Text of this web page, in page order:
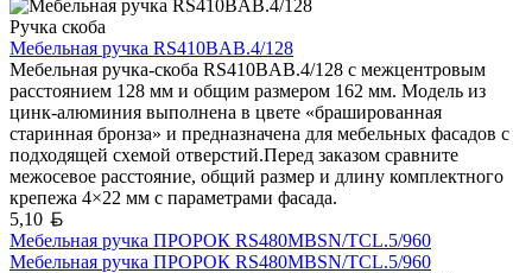
Ручка скоба
Мебельная ручка RS410BAB.4/128
Мебельная ручка-скоба RS410BAB.4/128 с межцентровым
расстоянием 128 мм и общим размером 162 мм. Модель из
цинк-алюминия выполнена в цвете «брашированная
старинная бронза» и предназначена для мебельных фасадов с
подходящей схемой отверстий.Перед заказом сравните
межосевое расстояние, общий размер и длину комплектного
крепежа 4×22 мм с параметрами фасада.
5,10
Мебельная ручка ПРОРОК RS480MBSN/TCL.5/960
Мебельная ручка ПРОРОК RS480MBSN/TCL.5/960